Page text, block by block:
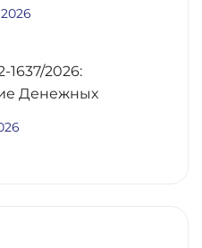
2026:
Денежных